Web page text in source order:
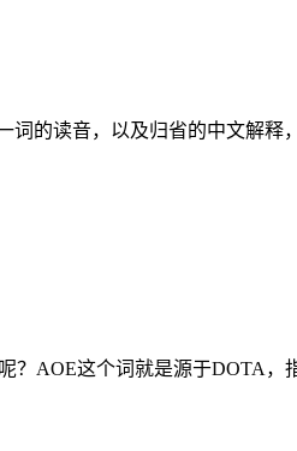
的读音，以及归省的中文解释
？AOE这个词就是源于DOTA